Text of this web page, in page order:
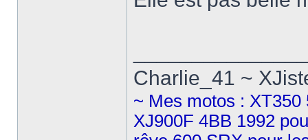
Charlie_41 ~
~ Mes motos :
XJ900F 4BB 1992